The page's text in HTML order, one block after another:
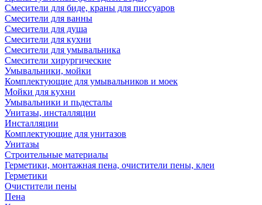
Смесители для биде, краны для писсуаров
Смесители для ванны
Смесители для душа
Смесители для кухни
Смесители для умывальника
Смесители хирургические
Умывальники, мойки
Комплектующие для умывальников и моек
Мойки для кухни
Умывальники и пьдесталы
Унитазы, инсталляции
Инсталляции
Комплектующие для унитазов
Унитазы
Строительные материалы
Герметики, монтажная пена, очистители пены, клеи
Герметики
Очистители пены
Пена